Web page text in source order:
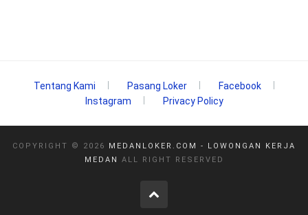
Tentang Kami Pasang Loker
Facebook
Instagram
Privacy Policy
COPYRIGHT © 2026
MEDANLOKER.COM - LOWONGAN KERJA
MEDAN
ALL RIGHT RESERVED